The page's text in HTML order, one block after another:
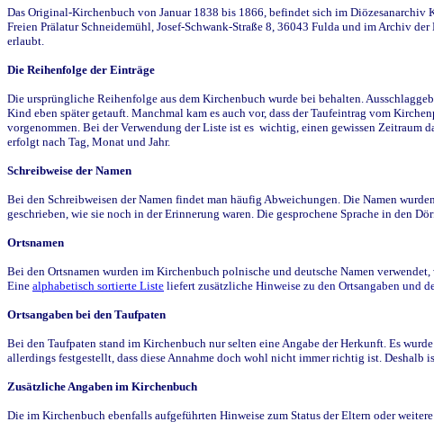
Das Original-Kirchenbuch von Januar 1838 bis 1866, befindet sich im
Freien Prälatur Schneidemühl, Josef-Schwank-Straße 8, 36043 Fulda und im Archiv
erlaubt.
Die Reihenfolge der Einträge
Die ursprüngliche Reihenfolge aus dem Kirchenbuch wurde bei behalten.
Kind eben später getauft. Manchmal kam es auch vor, dass der Taufeintrag vom
vorgenommen. Bei der Verwendung der Liste ist es wichtig, einen gewissen Zeitraum
erfolgt nach Tag, Monat und Jahr.
Schreibweise der Namen
Bei den Schreibweisen der Namen findet man häufig Abweichungen. Die Namen
geschrieben, wie sie noch in der Erinnerung waren. Die gesprochene Sprache in den
Ortsnamen
Bei den Ortsnamen wurden im Kirchenbuch polnische und deutsche Namen
Eine alphabetisch sortierte Liste liefert zusätzliche Hinweise zu den Ortsangaben und
Ortsangaben bei den Taufpaten
Bei den Taufpaten stand im Kirchenbuch nur selten eine Angabe der Herkunft. Es
allerdings festgestellt, dass diese Annahme doch wohl nicht immer richtig ist. Deshalb
Zusätzliche Angaben im Kirchenbuch
Die im Kirchenbuch ebenfalls aufgeführten Hinweise zum Status der Eltern oder